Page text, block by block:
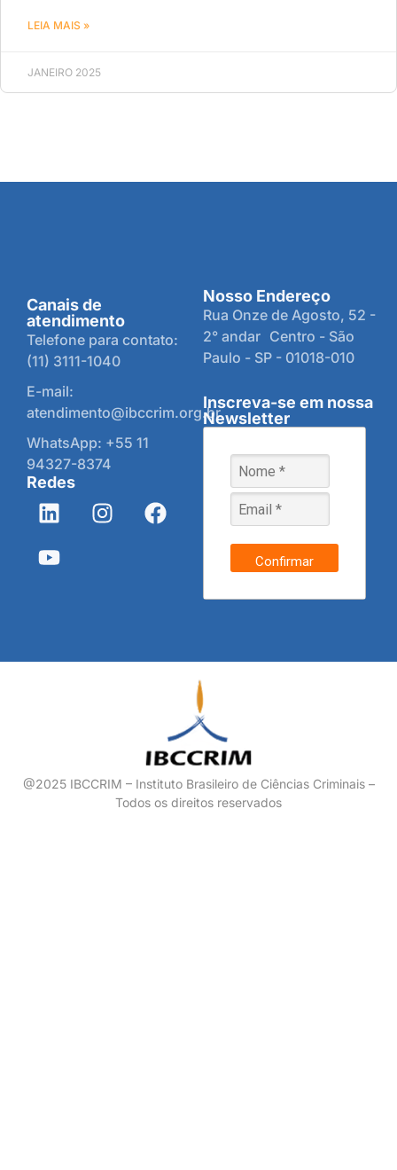
LEIA MAIS »
JANEIRO 2025
Canais de
atendimento
Telefone para contato:
(11) 3111-1040
E-mail:
atendimento@ibccrim.org.br
WhatsApp: +55 11
94327-8374
Redes
Nosso Endereço
Rua Onze de Agosto, 52 -
2° andar Centro - São
Paulo - SP - 01018-010
Inscreva-se em nossa
Newsletter
Confirmar
@2025 IBCCRIM – Instituto Brasileiro de Ciências Criminais –
Todos os direitos reservados